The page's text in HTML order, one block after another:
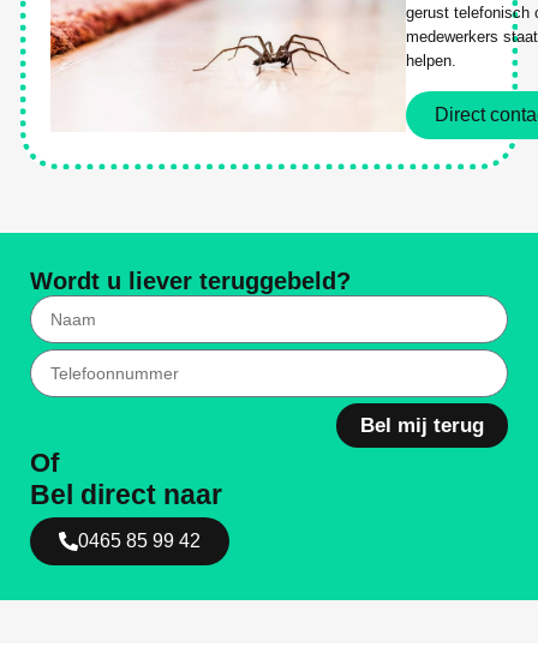
gerust telefonisch
medewerkers
helpen.
Direct
Wordt u liever teruggebeld?
Bel mij terug
Of
Bel direct naar
0465 85 99 42